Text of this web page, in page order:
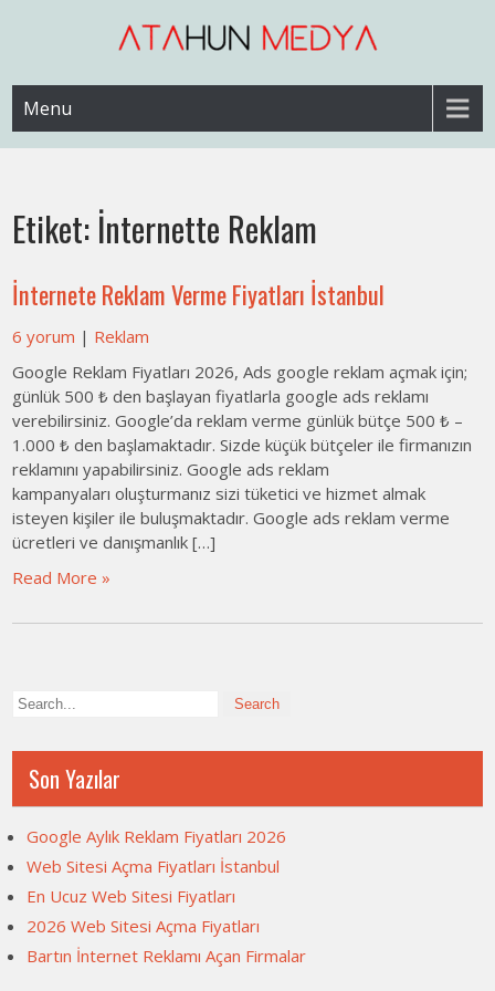
Web Sitesi Açma, İnternet Sitesi
Fiyatları
Menu
Etiket: İnternette Reklam
İnternete Reklam Verme Fiyatları İstanbul
6 yorum | Reklam
Google Reklam Fiyatları 2026, Ads google reklam açmak için;
günlük 500 ₺ den başlayan fiyatlarla google ads reklamı
verebilirsiniz. Google’da reklam verme günlük bütçe 500 ₺ –
1.000 ₺ den başlamaktadır. Sizde küçük bütçeler ile firmanızın
reklamını yapabilirsiniz. Google ads reklam
kampanyaları oluşturmanız sizi tüketici ve hizmet almak
isteyen kişiler ile buluşmaktadır. Google ads reklam verme
ücretleri ve danışmanlık […]
Read More »
Son Yazılar
Google Aylık Reklam Fiyatları 2026
Web Sitesi Açma Fiyatları İstanbul
En Ucuz Web Sitesi Fiyatları
2026 Web Sitesi Açma Fiyatları
Bartın İnternet Reklamı Açan Firmalar